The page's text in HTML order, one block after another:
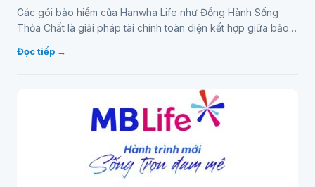
Các gói bảo hiểm của Hanwha Life như Đồng Hành Sống
Thỏa Chất là giải pháp tài chính toàn diện kết hợp giữa bảo
vệ và đầu tư. Sản phẩm này giúp khách hàng thiết…
Đọc tiếp →